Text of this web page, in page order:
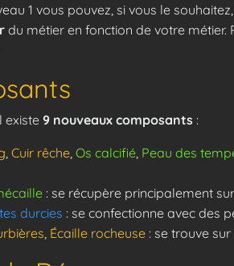
1 vous pouvez, si vous le
du métier en fonction de votre métier.
existe 9 nouveaux composants :
Cuir rêche Os calcifié Peau des
: se récupère principalement
durcies : se confectionne avec des
Écaille rocheuse : se trouve